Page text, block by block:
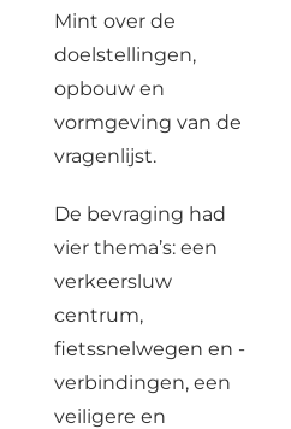
Mint over de
doelstellingen,
opbouw en
vormgeving van de
vragenlijst.
De bevraging had
vier thema’s: een
verkeersluw
centrum,
fietssnelwegen en -
verbindingen, een
veiligere en